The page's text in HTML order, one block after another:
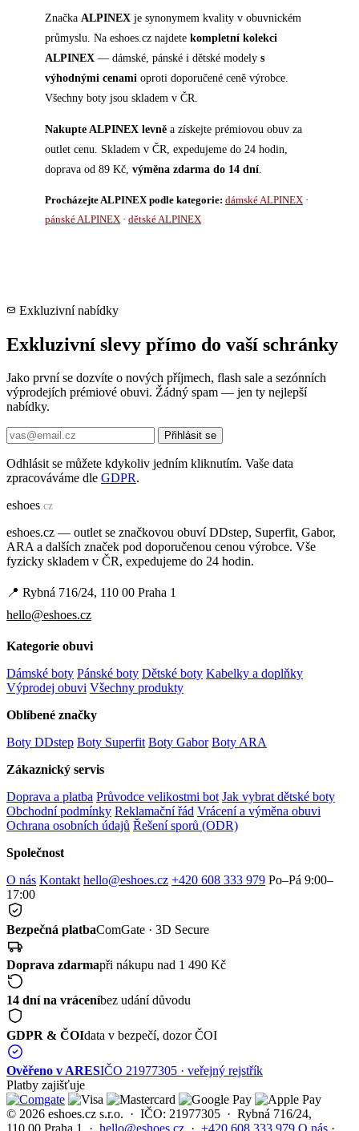
Značka ALPINEX je synonymem kvality v obuvnickém
průmyslu. Na eshoes.cz najdete kompletní kolekci
ALPINEX — dámské, pánské i dětské modely s
výhodnými cenami oproti doporučené ceně výrobce.
Všechny boty jsou skladem v ČR.
Nakupte ALPINEX levně a získejte prémiovou obuv za
outlet cenu. Skladem v ČR, expedujeme do 24 hodin,
doprava od 89 Kč, výměna zdarma do 14 dní
Procházejte ALPINEX podle kategorie: dámské ALPINEX ·
pánské ALPINEX · dětské ALPINEX
Exkluzivní nabídky
Exkluzivní slevy přímo do vaší schránky
Jako první se dozvíte o nových příjmech, flash sale a sezónních
výprodejích prémiové obuvi. Žádný spam — jen ty nejlepší
nabídky.
Přihlásit se
Odhlásit se můžete kdykoliv jedním kliknutím. Vaše data
zpracováváme dle GDPR.
eshoes.cz
eshoes.cz — outlet se značkovou obuví DDstep, Superfit, Gabor,
ARA a dalších značek pod doporučenou cenou výrobce. Vše
fyzicky skladem v ČR, expedujeme do 24 hodin.
📍 Rybná 716/24, 110 00 Praha 1
hello@eshoes.cz
Kategorie obuvi
Dámské boty Pánské boty Dětské boty Kabelky a doplňky
Výprodej obuvi Všechny produkty
Oblíbené značky
Boty DDstep Boty Superfit Boty Gabor Boty ARA
Zákaznický servis
Doprava a platba Průvodce velikostmi bot Jak vybrat dětské boty
Obchodní podmínky Reklamační řád Vrácení a výměna obuvi
Ochrana osobních údajů Řešení sporů (ODR)
Společnost
O nás Kontakt hello@eshoes.cz +420 608 333 979 Po–Pá 9:00–
17:00
Bezpečná platbaComGate · 3D Secure
Doprava zdarmapři nákupu nad 1 490 Kč
14 dní na vráceníbez udání důvodu
GDPR & ČOIdata v bezpečí, dozor ČOI
Ověřeno v ARESIČO 21977305 · veřejný rejstřík
Platby zajišťuje
© 2026 eshoes.cz s.r.o. · IČO: 21977305 · Rybná 716/24,